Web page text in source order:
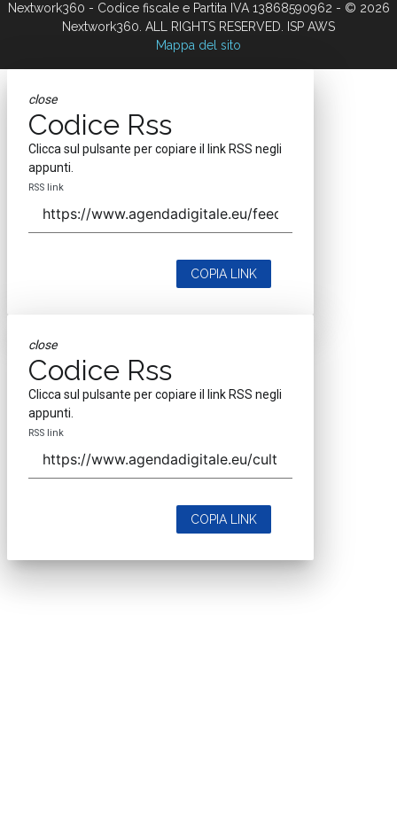
Nextwork360 - Codice fiscale e Partita IVA 13868590962 - © 2026
Nextwork360. ALL RIGHTS RESERVED. ISP AWS
Mappa del sito
close
Codice Rss
Clicca sul pulsante per copiare il link RSS negli
appunti.
RSS link
COPIA LINK
close
Codice Rss
Clicca sul pulsante per copiare il link RSS negli
appunti.
RSS link
COPIA LINK